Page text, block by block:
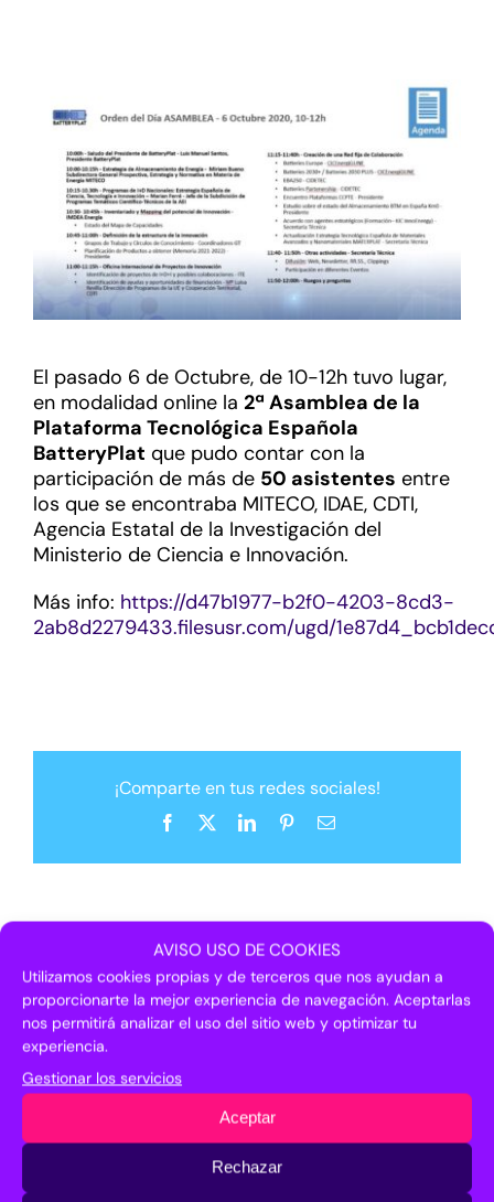
AVISO USO DE COOKIES
Utilizamos cookies propias y de terceros que nos ayudan a
proporcionarte la mejor experiencia de navegación. Aceptarlas
nos permitirá analizar el uso del sitio web y optimizar tu
experiencia.
Gestionar los servicios
Aceptar
Rechazar
El pasado 6 de Octubre, de 10-12h tuvo lugar,
en modalidad online la 2ª Asamblea de la
Plataforma Tecnológica Española
BatteryPlat que pudo contar con la
participación de más de 50 asistentes entre
los que se encontraba MITECO, IDAE, CDTI,
Agencia Estatal de la Investigación del
Ministerio de Ciencia e Innovación.
Más info: https://d47b1977-b2f0-4203-8cd3-
2ab8d2279433.filesusr.com/ugd/
¡Comparte en tus redes sociales!
Facebook LinkedInPinterestCorreo
Artículos relacionados
Digitalización del
sector industrial de las
Asamblea eNEM:
Oportunidades a la